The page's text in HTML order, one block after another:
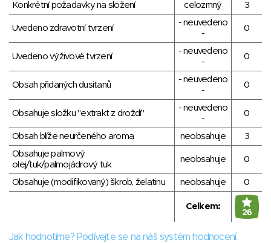
Konkrétní požadavky na složení
celozrnný 3
Uvedeno zdravotní tvrzení
- neuvedeno
-
0
Uvedeno výživové tvrzení
- neuvedeno
-
0
Obsah přidaných dusitanů
- neuvedeno
-
0
Obsahuje složku "extrakt z droždí"
- neuvedeno
-
0
Obsah blíže neurčeného aroma neobsahuje
3
Obsahuje palmový
olej/tuk/palmojádrový tuk
neobsahuje 0
Obsahuje (modifikovaný) škrob, želatinu neobsahuje 0
Celkem:
26
Jak hodnotíme? Podívejte se na náš systém hodnocení.